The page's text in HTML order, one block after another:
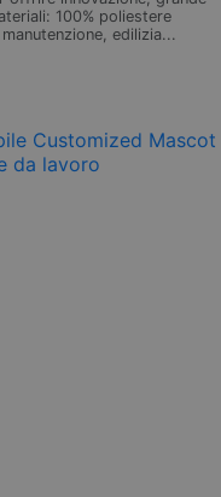
100% poliestere
edilizia...